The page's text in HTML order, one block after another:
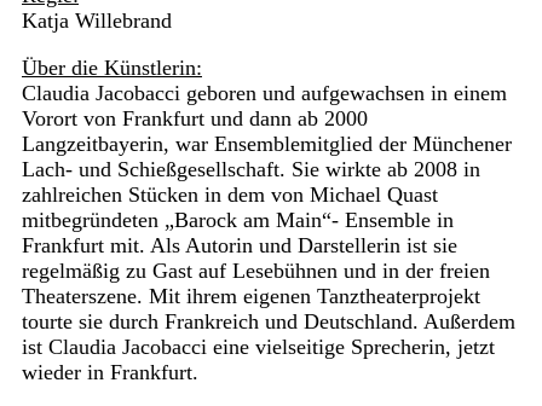
Katja Willebrand
Über die Künstlerin:
Claudia Jacobacci geboren und aufgewachsen in einem
Vorort von Frankfurt und dann ab 2000
Langzeitbayerin, war Ensemblemitglied der Münchener
Lach- und Schießgesellschaft. Sie wirkte ab 2008 in
zahlreichen Stücken in dem von Michael Quast
mitbegründeten „Barock am Main“- Ensemble in
Frankfurt mit. Als Autorin und Darstellerin ist sie
regelmäßig zu Gast auf Lesebühnen und in der freien
Theaterszene. Mit ihrem eigenen Tanztheaterprojekt
tourte sie durch Frankreich und Deutschland. Außerdem
ist Claudia Jacobacci eine vielseitige Sprecherin, jetzt
wieder in Frankfurt.